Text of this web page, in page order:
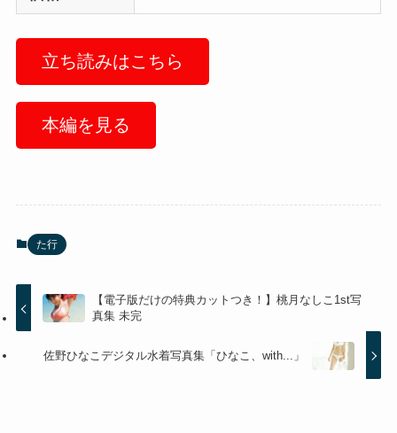
立ち読みはこちら
本編を見る
た行
【電子版だけの特典カットつき！】桃月なしこ1st写
真集 未完
佐野ひなこデジタル水着写真集「ひなこ、with...」